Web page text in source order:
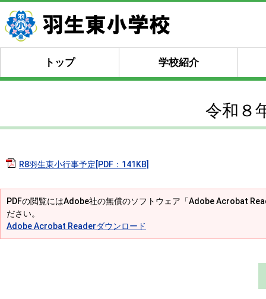
トップ 学校紹介
令和８
R8羽生東小行事予定[PDF：141KB]
PDFの閲覧にはAdobe社の無償のソフトウェア「Adobe Acrobat
ださい。
Adobe Acrobat Readerダウンロード